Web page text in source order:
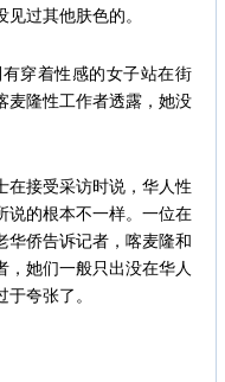
过其他肤色的。
穿着性感的女子站在街
麦隆性工作者透露，她没
接受采访时说，华人性
说的根本不一样。一位在
华侨告诉记者，喀麦隆和
，她们一般只出没在华人
夸张了。